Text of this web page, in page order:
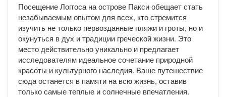
Посещение Логгоса на острове Пакси обещает стать
незабываемым опытом для всех, кто стремится
изучить не только первозданные пляжи и гроты, но и
окунуться в дух и традиции греческой жизни. Это
место действительно уникально и предлагает
исследователям идеальное сочетание природной
красоты и культурного наследия. Ваше путешествие
сюда останется в памяти на всю жизнь, оставив
только самые теплые и солнечные впечатления.